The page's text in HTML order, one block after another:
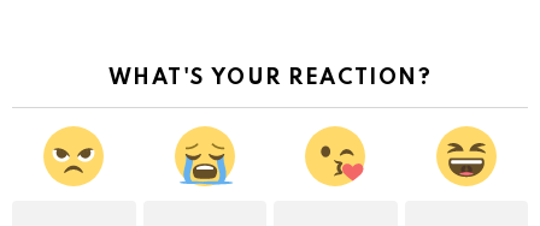
WHAT'S YOUR REACTION?